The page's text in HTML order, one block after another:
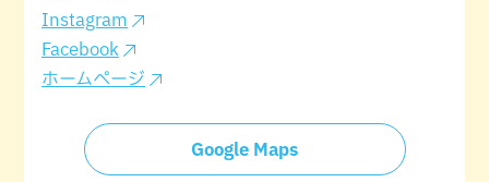
Instagram
Facebook
ホームページ
Google Maps